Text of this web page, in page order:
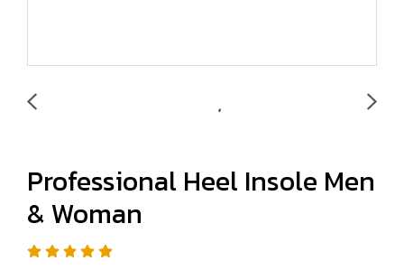
Professional Heel Insole Men
& Woman